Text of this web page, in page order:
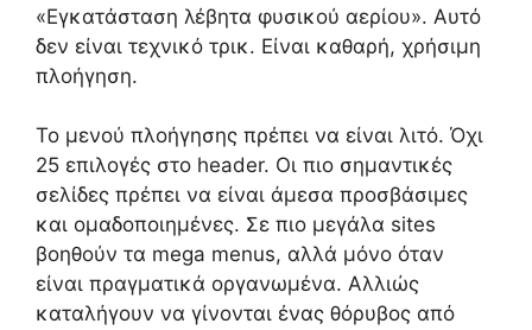
«Εγκατάσταση λέβητα φυσικού αερίου». Αυτό
δεν είναι τεχνικό τρικ. Είναι καθαρή, χρήσιμη
πλοήγηση.
Το μενού πλοήγησης πρέπει να είναι λιτό. Όχι
25 επιλογές στο header. Οι πιο σημαντικές
σελίδες πρέπει να είναι άμεσα προσβάσιμες
και ομαδοποιημένες. Σε πιο μεγάλα sites
βοηθούν τα mega menus, αλλά μόνο όταν
είναι πραγματικά οργανωμένα. Αλλιώς
καταλήγουν να γίνονται ένας θόρυβος από